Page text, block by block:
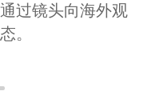
过镜头向海外观
。